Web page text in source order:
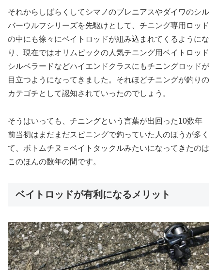
それからしばらくしてシマノのブレニアスやダイワのシル
バーウルフシリーズを先駆けとして、チニング専用ロッド
の中にも徐々にベイトロッドが組み込まれてくるようにな
り、現在ではオリムピックの人気チニング用ベイトロッド
シルベラードなどハイエンドクラスにもチニングロッドが
目立つようになってきました。それほどチニングが釣りの
カテゴチとして認知されていったのでしょう。
そうはいっても、チニングという言葉が出回った10数年
前当初はまだまだスピニングで釣っていた人のほうが多く
て、ボトムチヌ＝ベイトタックルみたいになってきたのは
このほんの数年の間です。
ベイトロッドが有利になるメリット